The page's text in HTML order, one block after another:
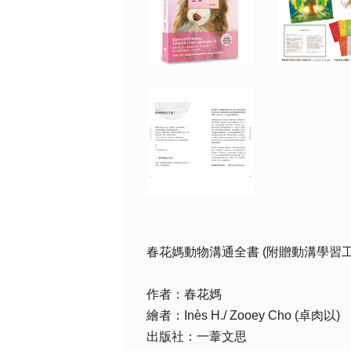
春花媽動物溝通全書 (附贈動溝學習
作者：春花媽
繪者：Inès H./ Zooey Cho (卓肉以)
出版社：一葦文思